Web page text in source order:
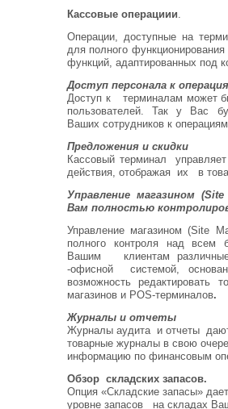
Кассовые операциии.
Операции, доступные на
для полного
функций, адаптированных под
Доступ персонала к
Доступ к терминалам может
пользователей. Так у Вас
Ваших сотрудников к
Предложения и скидки
Кассовый терминал
действия, отображая их в
Управление магазином (Site
Вам полностью
Управление магазином (Site
полного контроля над всем
Вашим клиентам
-офисной системой,
возможность редактировать
магазинов и POS-терминалов.
Журналы и отчеты
Журналы аудита и отчеты
товарные журналы в свою
информацию по финансовым
Обзор складских запасов.
Опция «Складские запасы»
уровне запасов на складах